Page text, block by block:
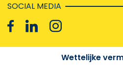
SOCIAL MEDIA
Wettelijke